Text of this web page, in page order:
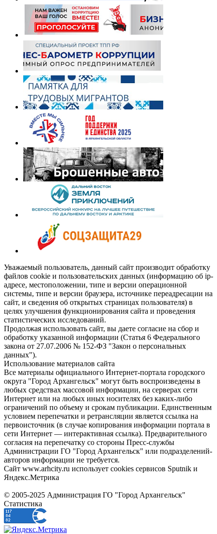
Уважаемый пользователь, данный сайт производит обработку
файлов cookie и пользовательских данных (информацию об ip-
адресе, местоположении, типе и версии операционной
системы, типе и версии браузера, источнике переадресации на
сайт, и сведения об открытых страницах пользователя) в
целях улучшения функционирования сайта и проведения
статистических исследований.
Продолжая использовать сайт, вы даете согласие на сбор и
обработку указанной информации (Статья 6 Федерального
закона от 27.07.2006 № 152-ФЗ "Закон о персональных
данных").
Использование материалов сайта
Все материалы официального Интернет-портала городского
округа "Город Архангельск" могут быть воспроизведены в
любых средствах массовой информации, на серверах сети
Интернет или на любых иных носителях без каких-либо
ограничений по объему и срокам публикации. Единственным
условием перепечатки и ретрансляции является ссылка на
первоисточник (в случае копирования информации портала в
сети Интернет — интерактивная ссылка). Предварительного
согласия на перепечатку со стороны Пресс-службы
Администрации ГО "Город Архангельск" или подразделений-
авторов информации не требуется.
Сайт www.arhcity.ru использует cookies сервисов Sputnik и
Яндекс.Метрика
© 2005-2025 Администрация ГО "Город Архангельск"
Статистика